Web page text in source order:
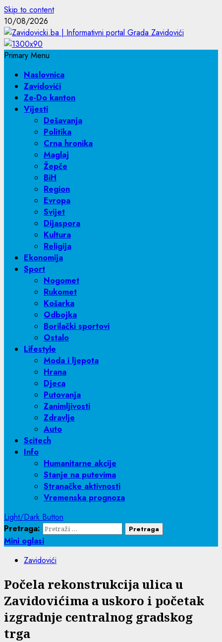
Skip to content
10/08/2026
Primary Menu
Naslovnica
Zavidovići
Ze-Do kanton
Vijesti
Dešavanja
Politika
Crna hronika
Maglaj
Žepče
BiH
Region
Evropa
Svijet
Dijaspora
Kultura
Religija
Ekonomija
Sport
Nogomet
Rukomet
Košarka
Odbojka
Borilački sportovi
Ostalo
Lifestyle
Moda i ljepota
Hrana
Djeca
Putovanja
Zanimljivosti
Zdravlje
Auto
Scitech
Info
Humanitarne akcije
Stanje na putevima
Stranačke aktivnosti
Vremenska prognoza
Light/Dark Button
Pretraga:
Mini oglasi
Zavidovići
Počela rekonstrukcija ulica u
Zavidovićima a uskoro i početak
izgradnje centralnog gradskog
trga